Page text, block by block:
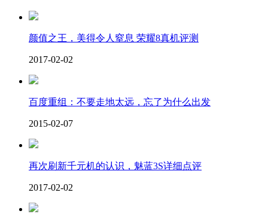
颜值之王，美得令人窒息 荣耀8真机评测
2017-02-02
百度重组：不要走地太远，忘了为什么出发
2015-02-07
再次刷新千元机的认识，魅蓝3S详细点评
2017-02-02